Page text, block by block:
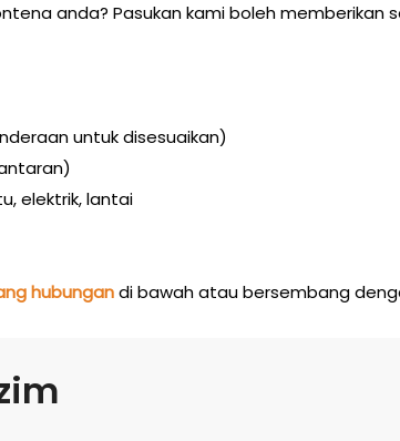
anda? Pasukan kami boleh
untuk disesuaikan)
elektrik, lantai
hubungandi bawah atau bersembang